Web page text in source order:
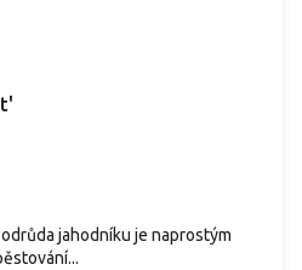
jahodníku je naprostým